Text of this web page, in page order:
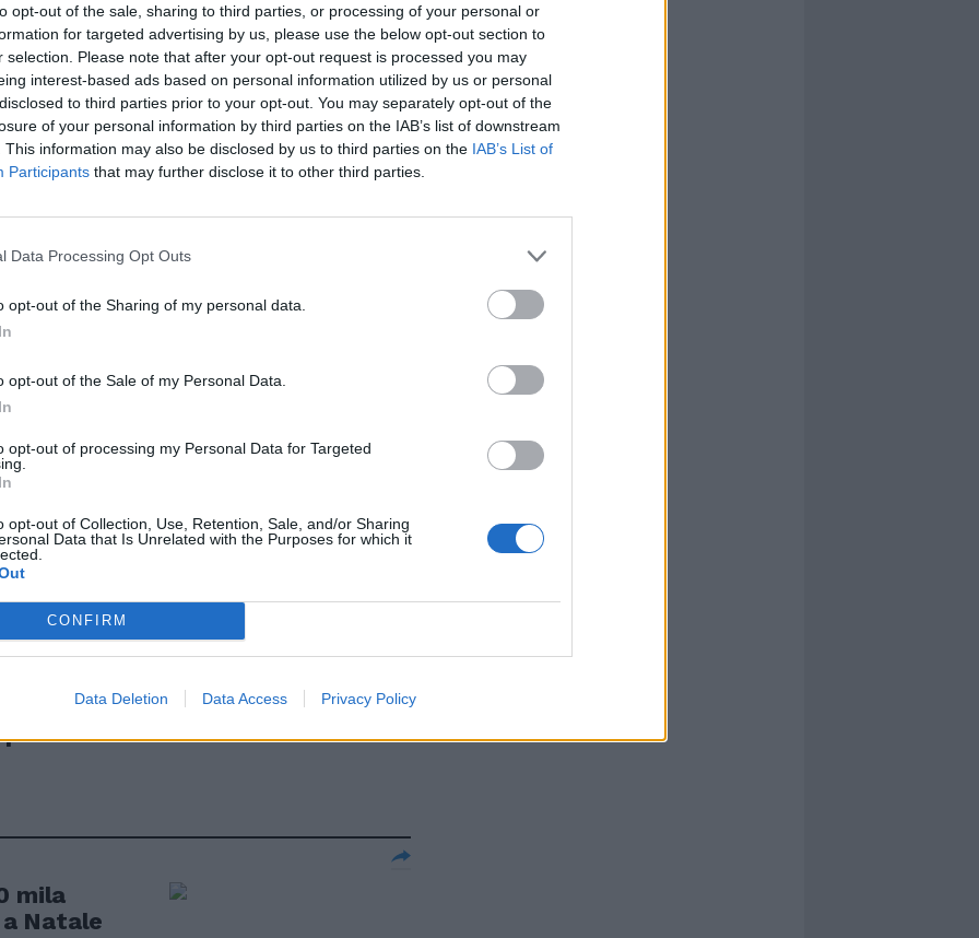
opt-out of the sale, sharing to third parties, or processing of your personal or
for targeted advertising by us, please use the below opt-out section to
selection. Please note that after your opt-out request is processed you may
interest-based ads based on personal information utilized by us or personal
to third parties prior to your opt-out. You may separately opt-out of the
of your personal information by third parties on the IAB’s list of downstream
This information may also be disclosed by us to third parties on the IAB’s List of
Participants that may further disclose it to other third parties.
Data Processing Opt Outs
opt-out of the Sharing of my personal data.
opt-out of the Sale of my Personal Data.
opt-out of processing my Personal Data for Targeted
opt-out of Collection, Use, Retention, Sale, and/or Sharing
Data that Is Unrelated with the Purposes for which it
CONFIRM
Data Deletion Data Access Privacy Policy
gli italiani
pietre
come
la
mila
Natale